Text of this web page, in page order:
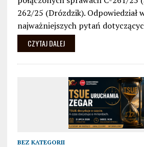
262/25 (Drózdzik). Odpowiedział
najważniejszych pytań
CZYTAJ DALEJ
BEZ KATEGORII